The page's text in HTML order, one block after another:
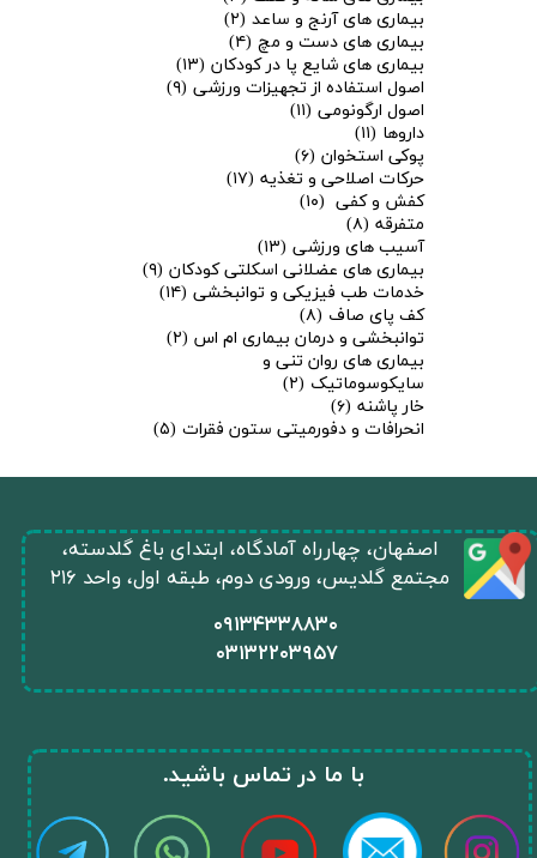
بیماری های آرنج و ساعد (۲)
بیماری های دست و مچ (۴)
بیماری های شایع پا در کودکان (۱۳)
اصول استفاده از تجهیزات ورزشی (۹)
اصول ارگونومی (۱۱)
داروها (۱۱)
پوکی استخوان (۶)
حرکات اصلاحی و تغذیه (۱۷)
کفش و کفی (۱۰)
متفرقه (۸)
آسیب های ورزشی (۱۳)
بیماری های عضلانی اسکلتی کودکان (۹)
خدمات طب فیزیکی و توانبخشی (۱۴)
کف پای صاف (۸)
توانبخشی و درمان بیماری ام اس (۲)
بیماری های روان تنی و
سایکوسوماتیک (۲)
خار پاشنه (۶)
انحرافات و دفورمیتی ستون فقرات (۵)
​۰۹۱۳۴۳۳۸۸۳۰
۰۳۱۳۲۲۰۳۹۵۷
​اصفهان، چهارراه آمادگاه، ابتدای باغ گلدسته،
مجتمع گلدیس، ورودی دوم، طبقه اول، واحد ۲۱۶
​با ما در تماس باشید.​​​​​​​